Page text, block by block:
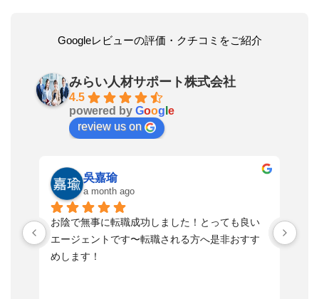
Googleレビューの評価・クチコミをご紹介
みらい人材サポート株式会社
4.5
powered by Goog e
review us on
ゆうた
a month ago
寄り添う形で話も、し易く
とてもスピード感もあり真摯に向き合って頂き
感謝しております。